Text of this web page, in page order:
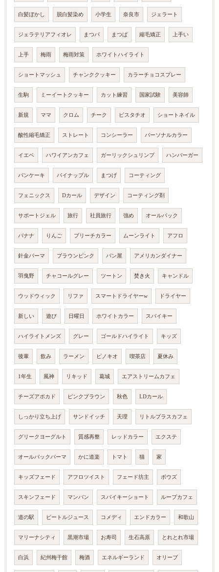
白髪ぼかし 脱白髪染め 小学生 奈良市 ジェラート
ジェラテリアフィオレ まつパ まつぱ 縮毛矯正 上手い
上手 梅雨 梅雨対策 ホワイトハイライト
ショートマッシュ チャンククッキー カラーチョコスプレー
生駒 ミーイートクッキー カット練習 国家試験 美容師
新規 ママ クロム チーク ピスタチオ ショートネイル
酸性縮毛矯正 ストレート コンシーラー パーソナルカラー
イエベ ハワイアンカフェ ガーリックシュリンプ ハンバーガー
パンケーキ パイナップル まつげ コーティング
フェニックス Dカール デザイン コーティング剤
サポートジェル 旅行 社員旅行 強め オールバック
バナナ りんご ブリーチカラー ムーンライト アフロ
針金パーマ ブラウンピンク パン屋 アメリカンダイナー
羽曳野 チャコールグレー ツートン 焚き火 キャンドル
ウッドウィック リファ スマートドライヤーw ドライヤー
新しい 遊び 日曜日 ホワイトカラー スパイキー
ハイライトメンズ グレー ゴールドハイライト キッズ
後輩 飲み ラーメン ピノキオ 喫茶店 夏休み
1年生 風神 リキッド 葛城 エアストリームカフェ
チーズアボカド ピンクブラウン 秋色 LDカール
しっかり立ち上げ サンドイッチ 天理 リトルプラスカフェ
グリークヨーグルト 質感再整 レッドカラー エクステ
オールバックパーマ かに道楽 トマト 猫 家
キッズフェード アフロツイスト フェード坊主 ボウズ
スキンフェード マンバン スパイキーショート ループカフェ
道の駅 ビートルジュース コメディ エンドカラー 和歌山
マリーナシティ 黒潮市場 お寿司 生石高原 とれとれ市場
白浜 紀州梅干館 梅酒 エネルギーランド オリーブ